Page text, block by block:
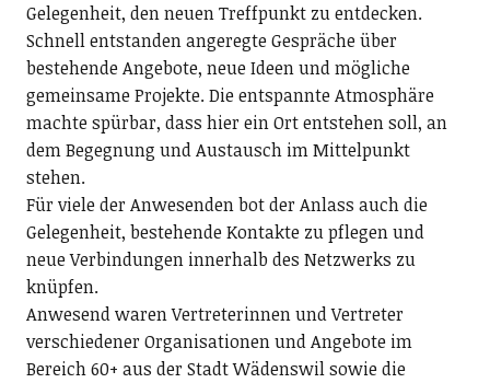
Gelegenheit, den neuen Treffpunkt zu entdecken.
Schnell entstanden angeregte Gespräche über
bestehende Angebote, neue Ideen und mögliche
gemeinsame Projekte. Die entspannte Atmosphäre
machte spürbar, dass hier ein Ort entstehen soll, an
dem Begegnung und Austausch im Mittelpunkt
stehen.
Für viele der Anwesenden bot der Anlass auch die
Gelegenheit, bestehende Kontakte zu pflegen und
neue Verbindungen innerhalb des Netzwerks zu
knüpfen.
Anwesend waren Vertreterinnen und Vertreter
verschiedener Organisationen und Angebote im
Bereich 60+ aus der Stadt Wädenswil sowie die